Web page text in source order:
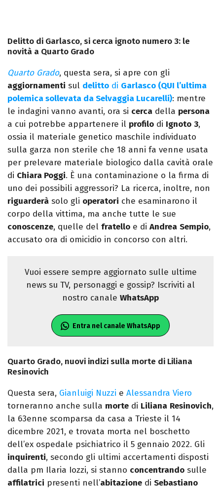
Delitto di Garlasco, si cerca ignoto numero 3: le
novità a Quarto Grado
Quarto Grado, questa sera, si apre con gli
aggiornamenti sul delitto di Garlasco (QUI l’ultima
polemica sollevata da Selvaggia Lucarelli): mentre
le indagini vanno avanti, ora si cerca della persona
a cui potrebbe appartenere il profilo di Ignoto 3,
ossia il materiale genetico maschile individuato
sulla garza non sterile che 18 anni fa venne usata
per prelevare materiale biologico dalla cavità orale
di Chiara Poggi. È una contaminazione o la firma di
uno dei possibili aggressori? La ricerca, inoltre, non
riguarderà solo gli operatori che esaminarono il
corpo della vittima, ma anche tutte le sue
conoscenze, quelle del fratello e di Andrea Sempio,
accusato ora di omicidio in concorso con altri.
Vuoi essere sempre aggiornato sulle ultime
news su TV, personaggi e gossip? Iscriviti al
nostro canale WhatsApp
Entra nel canale WhatsApp
Quarto Grado, nuovi indizi sulla morte di Liliana
Resinovich
Questa sera, Gianluigi Nuzzi e Alessandra Viero
torneranno anche sulla morte di Liliana Resinovich,
la 63enne scomparsa da casa a Trieste il 14
dicembre 2021, e trovata morta nel boschetto
dell’ex ospedale psichiatrico il 5 gennaio 2022. Gli
inquirenti, secondo gli ultimi accertamenti disposti
dalla pm Ilaria Iozzi, si stanno concentrando sulle
affilatrici presenti nell’abitazione di Sebastiano